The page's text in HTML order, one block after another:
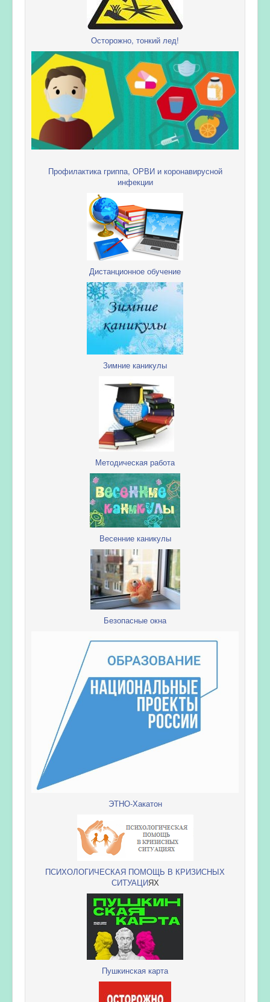
Осторожно, тонкий лед!
Профилактика гриппа, ОРВИ и коронавирусной
инфекции
Дистанционное обучение
Зимние каникулы
Методическая работа
Весенние каникулы
Безопасные окна
ЭТНО-Хакатон
ПСИХОЛОГИЧЕСКАЯ ПОМОЩЬ В КРИЗИСНЫХ
СИТУАЦИЯХ
Пушкинская карта